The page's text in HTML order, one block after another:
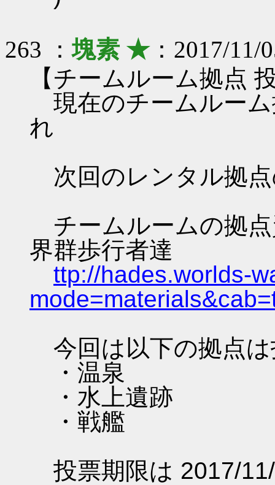
263 ：塊素 ★：2017/11/
【チームルーム拠点
現在のチームルー
れ
次回のレンタル拠
チームルームの拠
界群歩行者達
ttp://hades.worlds-
今回は以下の拠点
・温泉
・水上遺跡
・戦艦
投票期限は 2017/